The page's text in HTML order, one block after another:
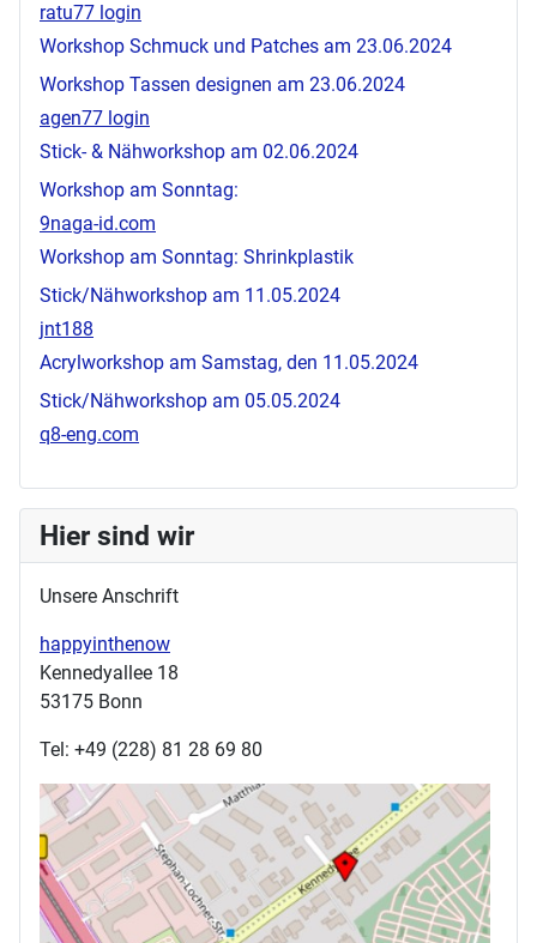
ratu77 login
Workshop Schmuck und Patches am 23.06.2024
Workshop Tassen designen am 23.06.2024
agen77 login
Stick- & Nähworkshop am 02.06.2024
Workshop am Sonntag:
9naga-id.com
Workshop am Sonntag: Shrinkplastik
Stick/Nähworkshop am 11.05.2024
jnt188
Acrylworkshop am Samstag, den 11.05.2024
Stick/Nähworkshop am 05.05.2024
q8-eng.com
Hier sind wir
Unsere Anschrift
happyinthenow
Kennedyallee 18
53175 Bonn
Tel: +49 (228) 81 28 69 80